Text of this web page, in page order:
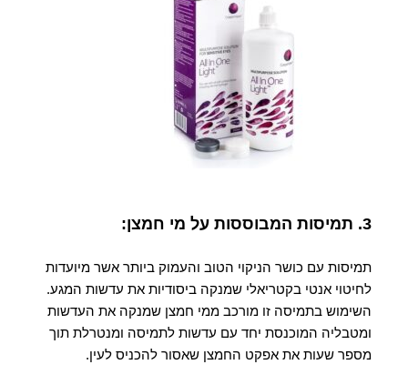
3. תמיסות המבוססות על מי חמצן:
תמיסות עם כושר הניקוי הטוב והעמוק ביותר אשר מיועדות
לחיטוי אנטי בקטריאלי שמנקה ביסודיות את עדשות המגע.
השימוש בתמיסה זו מורכב ממי חמצן שמנקה את העדשות
ומטבליה המוכנסת יחד עם עדשות לתמיסה ומנטרלת תוך
מספר שעות את אפקט החמצן שאסור להכניס לעין.